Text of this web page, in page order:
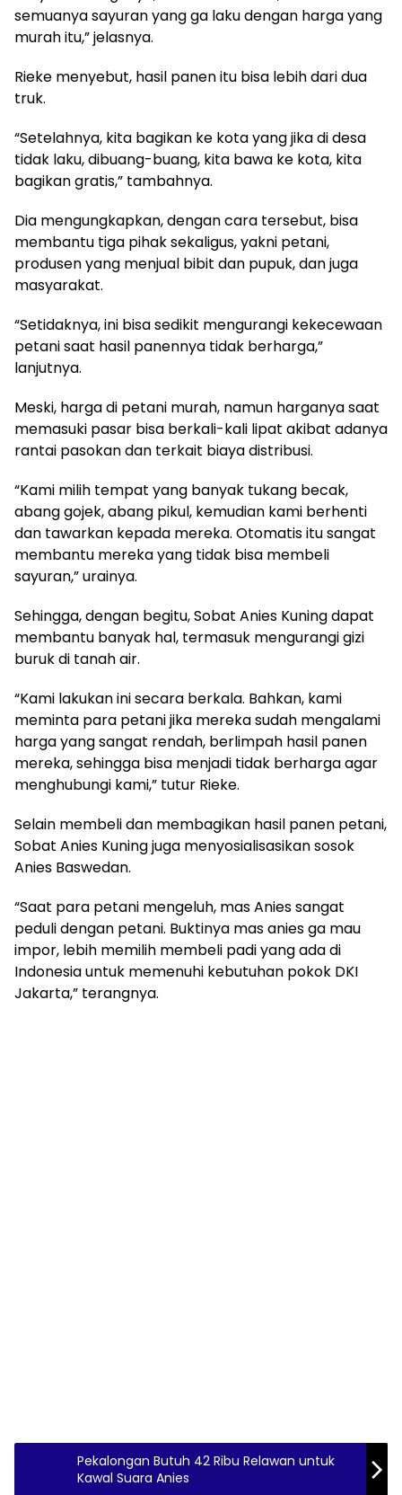
semuanya sayuran yang ga laku dengan harga yang
murah itu,” jelasnya.
Rieke menyebut, hasil panen itu bisa lebih dari dua
truk.
“Setelahnya, kita bagikan ke kota yang jika di desa
tidak laku, dibuang-buang, kita bawa ke kota, kita
bagikan gratis,” tambahnya.
Dia mengungkapkan, dengan cara tersebut, bisa
membantu tiga pihak sekaligus, yakni petani,
produsen yang menjual bibit dan pupuk, dan juga
masyarakat.
“Setidaknya, ini bisa sedikit mengurangi kekecewaan
petani saat hasil panennya tidak berharga,”
lanjutnya.
Meski, harga di petani murah, namun harganya saat
memasuki pasar bisa berkali-kali lipat akibat adanya
rantai pasokan dan terkait biaya distribusi.
“Kami milih tempat yang banyak tukang becak,
abang gojek, abang pikul, kemudian kami berhenti
dan tawarkan kepada mereka. Otomatis itu sangat
membantu mereka yang tidak bisa membeli
sayuran,” urainya.
Sehingga, dengan begitu, Sobat Anies Kuning dapat
membantu banyak hal, termasuk mengurangi gizi
buruk di tanah air.
“Kami lakukan ini secara berkala. Bahkan, kami
meminta para petani jika mereka sudah mengalami
harga yang sangat rendah, berlimpah hasil panen
mereka, sehingga bisa menjadi tidak berharga agar
menghubungi kami,” tutur Rieke.
Selain membeli dan membagikan hasil panen petani,
Sobat Anies Kuning juga menyosialisasikan sosok
Anies Baswedan.
“Saat para petani mengeluh, mas Anies sangat
peduli dengan petani. Buktinya mas anies ga mau
impor, lebih memilih membeli padi yang ada di
Indonesia untuk memenuhi kebutuhan pokok DKI
Jakarta,” terangnya.
Pekalongan Butuh 42 Ribu Relawan untuk
Kawal Suara Anies